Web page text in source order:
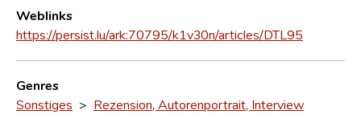
Weblinks
https://persist.lu/ark:70795/k1v30n/articles/DTL95
Genres
Sonstiges > Rezension, Autorenportrait, Interview